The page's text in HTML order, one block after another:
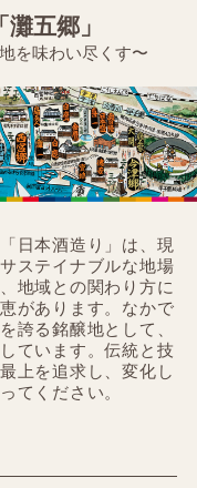
五郷」
を味わい尽くす〜
日本酒造り」は、現
ステイナブルな地場
地域との関わり方に
があります。なかで
誇る銘醸地として、
ています。伝統と技
上を追求し、変化し
てください。